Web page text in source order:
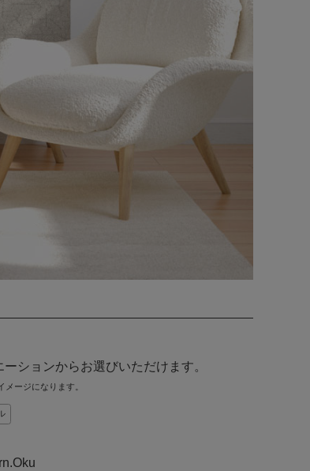
ションからお選びいただけます。
ージになります。